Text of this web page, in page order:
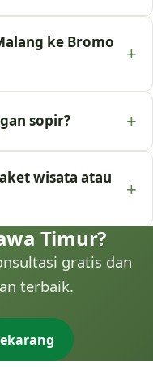
ke Bromo
sopir?
wisata atau
Timur?
gratis dan
terbaik.